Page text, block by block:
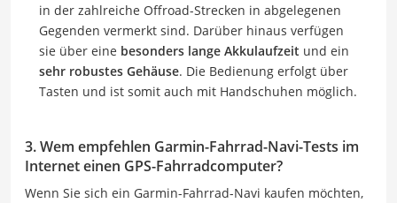
in der zahlreiche Offroad-Strecken in abgelegenen
Gegenden vermerkt sind. Darüber hinaus verfügen
sie über eine besonders lange Akkulaufzeit und ein
sehr robustes Gehäuse. Die Bedienung erfolgt über
Tasten und ist somit auch mit Handschuhen möglich.
3. Wem empfehlen Garmin-Fahrrad-Navi-Tests im
Internet einen GPS-Fahrradcomputer?
Wenn Sie sich ein Garmin-Fahrrad-Navi kaufen möchten,